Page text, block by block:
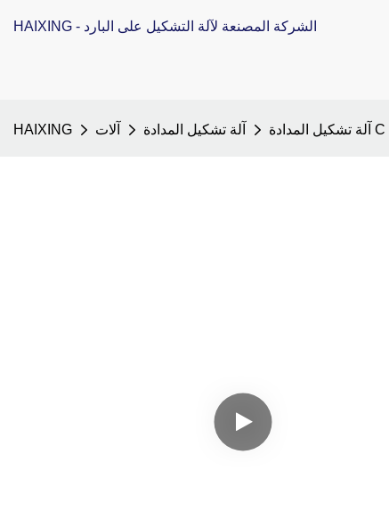
HAIXING - الشركة المصنعة لآلة التشكيل على البارد
HAIXING آلات آلة تشكيل المدادة